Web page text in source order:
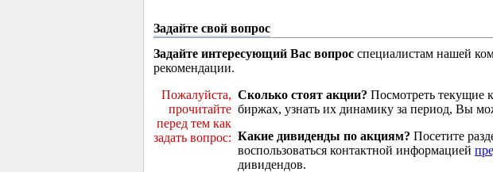
Задайте свой вопрос
Задайте интересующий Вас вопрос специалистам нашей
рекомендации.
Пожалуйста,
прочитайте
перед тем как
задать вопрос:
Сколько стоят акции? Посмотреть текущие
биржах, узнать их динамику за период, Вы
Какие дивиденды по акциям? Посетите
воспользоваться контактной информацией
дивидендов.